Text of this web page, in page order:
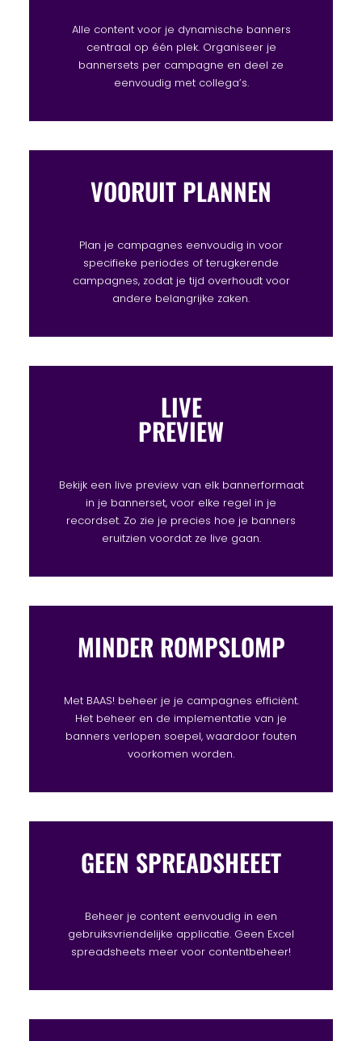
Alle content voor je dynamische banners
centraal op één plek. Organiseer je
bannersets per campagne en deel ze
eenvoudig met collega’s.
VOORUIT PLANNEN
Plan je campagnes eenvoudig in voor
specifieke periodes of terugkerende
campagnes, zodat je tijd overhoudt voor
andere belangrijke zaken.
LIVE
PREVIEW
Bekijk een live preview van elk bannerformaat
in je bannerset, voor elke regel in je
recordset. Zo zie je precies hoe je banners
eruitzien voordat ze live gaan.
MINDER ROMPSLOMP
Met BAAS! beheer je je campagnes efficiënt.
Het beheer en de implementatie van je
banners verlopen soepel, waardoor fouten
voorkomen worden.
GEEN SPREADSHEEET
Beheer je content eenvoudig in een
gebruiksvriendelijke applicatie. Geen Excel
spreadsheets meer voor contentbeheer!